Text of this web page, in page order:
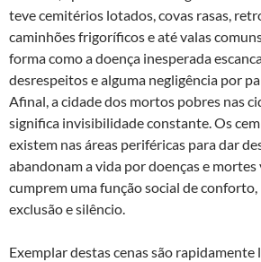
teve cemitérios lotados, covas rasas,
caminhões frigoríficos e até valas
forma como a doença inesperada
desrespeitos e alguma negligência por
Afinal, a cidade dos mortos pobres nas
significa invisibilidade constante. Os
existem nas áreas periféricas para dar
abandonam a vida por doenças e
cumprem uma função social de conforto,
exclusão e silêncio.
Exemplar destas cenas são rapidamente